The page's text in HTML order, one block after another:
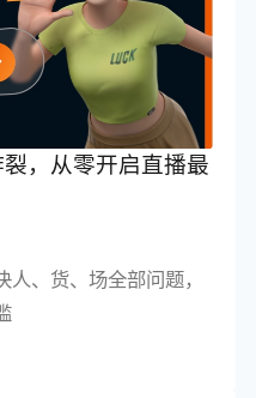
裂，从零开启直播最
、货、场全部问题，